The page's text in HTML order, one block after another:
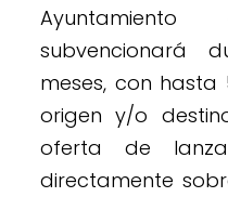
subvencionará
meses, con hasta
origen y/o
oferta de
directamente